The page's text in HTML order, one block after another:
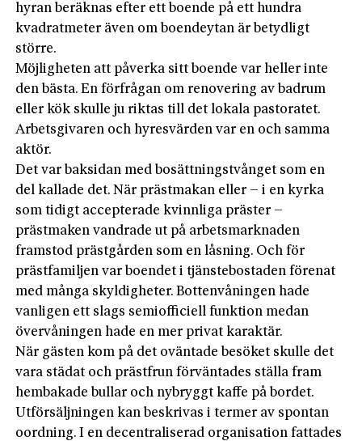
hyran beräknas efter ett boende på ett hundra
kvadratmeter även om boendeytan är betydligt
större.
Möjligheten att påverka sitt boende var heller inte
den bästa. En förfrågan om renovering av badrum
eller kök skulle ju riktas till det lokala pastoratet.
Arbetsgivaren och hyresvärden var en och samma
aktör.
Det var baksidan med bosättningstvånget som en
del kallade det. När prästmakan eller – i en kyrka
som tidigt accepterade kvinnliga präster –
prästmaken vandrade ut på arbetsmarknaden
framstod prästgården som en låsning. Och för
prästfamiljen var boendet i tjänstebostaden förenat
med många skyldigheter. Bottenvåningen hade
vanligen ett slags semiofficiell funktion me­dan
övervåningen hade en mer privat karaktär.
När gästen kom på det oväntade besöket skulle det
vara städat och prästfrun förväntades ställa fram
hembakade bullar och nybryggt kaffe på bordet.
Utförsäljningen kan beskrivas i termer av spontan
oordning. I en decentraliserad organisation fattades